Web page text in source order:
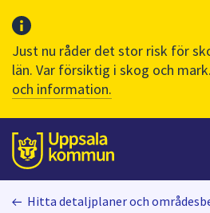
Just nu råder det stor risk för
län. Var försiktig i skog och mark.
och information.
Till sidans
huvudinnehåll
Hitta detaljplaner och